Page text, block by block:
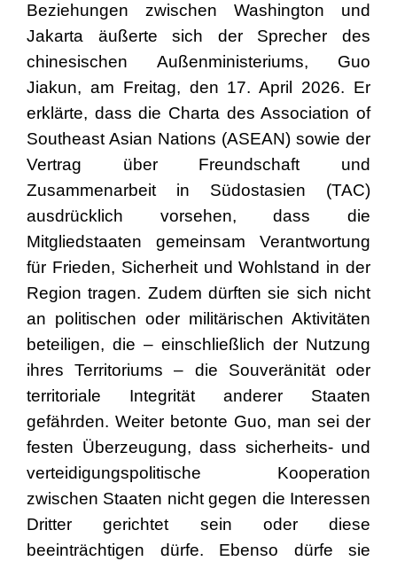
Beziehungen zwischen Washington und
Jakarta äußerte sich der Sprecher des
chinesischen Außenministeriums, Guo
Jiakun, am Freitag, den 17. April 2026. Er
erklärte, dass die Charta des Association of
Southeast Asian Nations (ASEAN) sowie der
Vertrag über Freundschaft und
Zusammenarbeit in Südostasien (TAC)
ausdrücklich vorsehen, dass die
Mitgliedstaaten gemeinsam Verantwortung
für Frieden, Sicherheit und Wohlstand in der
Region tragen. Zudem dürften sie sich nicht
an politischen oder militärischen Aktivitäten
beteiligen, die – einschließlich der Nutzung
ihres Territoriums – die Souveränität oder
territoriale Integrität anderer Staaten
gefährden. Weiter betonte Guo, man sei der
festen Überzeugung, dass sicherheits- und
verteidigungspolitische Kooperation
zwischen Staaten nicht gegen die Interessen
Dritter gerichtet sein oder diese
beeinträchtigen dürfe. Ebenso dürfe sie